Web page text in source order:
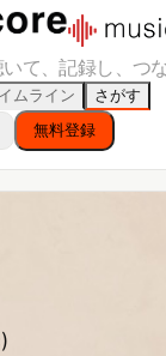
て、記録し、つ
ムライン
さがす
無料登録